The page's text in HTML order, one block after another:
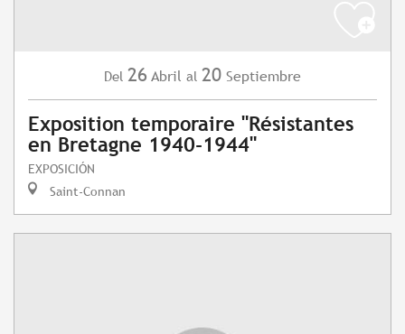
Del 26 Abril al 20 Septiembre
Exposition temporaire "Résistantes
en Bretagne 1940-1944"
EXPOSICIÓN
Saint-Connan